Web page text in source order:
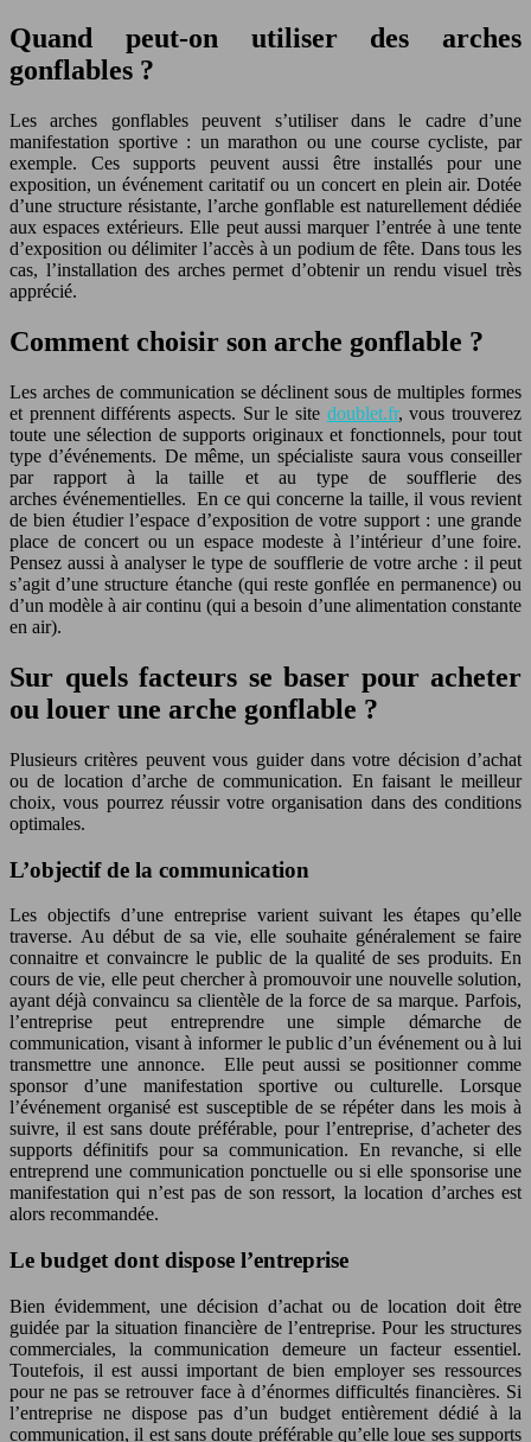
Quand peut-on utiliser des arches
gonflables ?
Les arches gonflables peuvent s’utiliser dans le cadre d’une
manifestation sportive : un marathon ou une course cycliste, par
exemple. Ces supports peuvent aussi être installés pour une
exposition, un événement caritatif ou un concert en plein air. Dotée
d’une structure résistante, l’arche gonflable est naturellement dédiée
aux espaces extérieurs. Elle peut aussi marquer l’entrée à une tente
d’exposition ou délimiter l’accès à un podium de fête. Dans tous les
cas, l’installation des arches permet d’obtenir un rendu visuel très
apprécié.
Comment choisir son arche gonflable ?
Les arches de communication se déclinent sous de multiples formes
et prennent différents aspects. Sur le site doublet.fr, vous trouverez
toute une sélection de supports originaux et fonctionnels, pour tout
type d’événements. De même, un spécialiste saura vous conseiller
par rapport à la taille et au type de soufflerie des
arches événementielles. En ce qui concerne la taille, il vous revient
de bien étudier l’espace d’exposition de votre support : une grande
place de concert ou un espace modeste à l’intérieur d’une foire.
Pensez aussi à analyser le type de soufflerie de votre arche : il peut
s’agit d’une structure étanche (qui reste gonflée en permanence) ou
d’un modèle à air continu (qui a besoin d’une alimentation constante
en air).
Sur quels facteurs se baser pour acheter
ou louer une arche gonflable ?
Plusieurs critères peuvent vous guider dans votre décision d’achat
ou de location d’arche de communication. En faisant le meilleur
choix, vous pourrez réussir votre organisation dans des conditions
optimales.
L’objectif de la communication
Les objectifs d’une entreprise varient suivant les étapes qu’elle
traverse. Au début de sa vie, elle souhaite généralement se faire
connaitre et convaincre le public de la qualité de ses produits. En
cours de vie, elle peut chercher à promouvoir une nouvelle solution,
ayant déjà convaincu sa clientèle de la force de sa marque. Parfois,
l’entreprise peut entreprendre une simple démarche de
communication, visant à informer le public d’un événement ou à lui
transmettre une annonce. Elle peut aussi se positionner comme
sponsor d’une manifestation sportive ou culturelle. Lorsque
l’événement organisé est susceptible de se répéter dans les mois à
suivre, il est sans doute préférable, pour l’entreprise, d’acheter des
supports définitifs pour sa communication. En revanche, si elle
entreprend une communication ponctuelle ou si elle sponsorise une
manifestation qui n’est pas de son ressort, la location d’arches est
alors recommandée.
Le budget dont dispose l’entreprise
Bien évidemment, une décision d’achat ou de location doit être
guidée par la situation financière de l’entreprise. Pour les structures
commerciales, la communication demeure un facteur essentiel.
Toutefois, il est aussi important de bien employer ses ressources
pour ne pas se retrouver face à d’énormes difficultés financières. Si
l’entreprise ne dispose pas d’un budget entièrement dédié à la
communication, il est sans doute préférable qu’elle loue ses supports